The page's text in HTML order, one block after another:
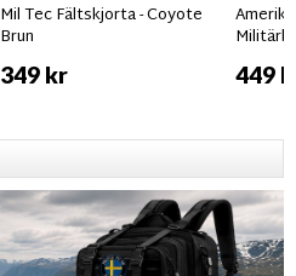
Mil Tec Fältskjorta - Coyote
Brun
349 kr 449